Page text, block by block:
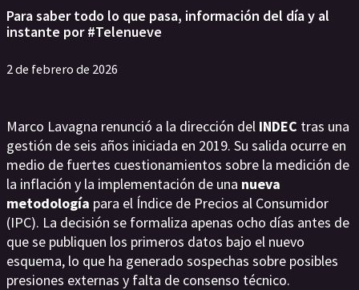
Para saber todo lo que pasa, información del día y al
instante por #Telenueve
2 de febrero de 2026
Marco Lavagna renunció a la dirección del INDEC tras una
gestión de seis años iniciada en 2019. Su salida ocurre en
medio de fuertes cuestionamientos sobre la medición de
la inflación y la implementación de una nueva
metodología para el Índice de Precios al Consumidor
(IPC). La decisión se formaliza apenas ocho días antes de
que se publiquen los primeros datos bajo el nuevo
esquema, lo que ha generado sospechas sobre posibles
presiones externas y falta de consenso técnico.